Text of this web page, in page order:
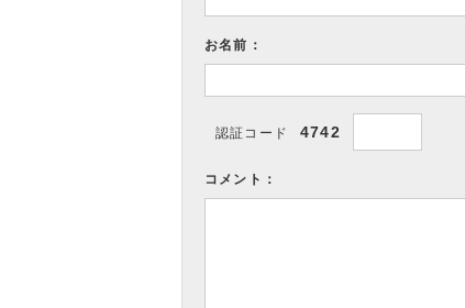
お名前：
認証コード 4742
コメント：